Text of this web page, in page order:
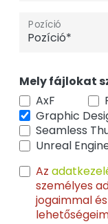
Pozíció
Mely fájlokat
AxF
Graphic
Seamless
Unreal
Az
személyes
jogaimmal